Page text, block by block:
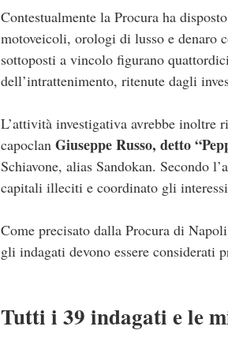
Contestualmente la Procura ha
motoveicoli, orologi di lusso e denaro
sottoposti a vincolo figurano
dell’intrattenimento, ritenute dagli
L’attività investigativa avrebbe
capoclan Giuseppe Russo, detto
Schiavone, alias Sandokan. Secondo
capitali illeciti e coordinato gli
Come precisato dalla Procura di
gli indagati devono essere considerati
Tutti i 39 indagati e le